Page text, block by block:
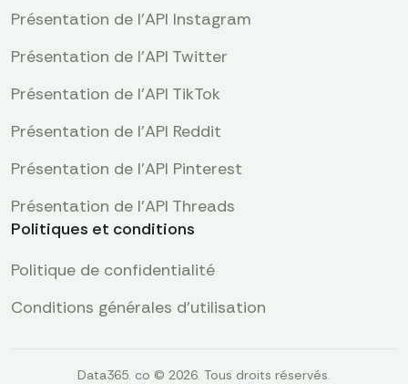
Présentation de l'API Instagram
Présentation de l'API Twitter
Présentation de l'API TikTok
Présentation de l'API Reddit
Présentation de l’API Pinterest
Présentation de l'API Threads
Politiques et conditions
Politique de confidentialité
Conditions générales d'utilisation
Data365. co © 2026. Tous droits réservés.